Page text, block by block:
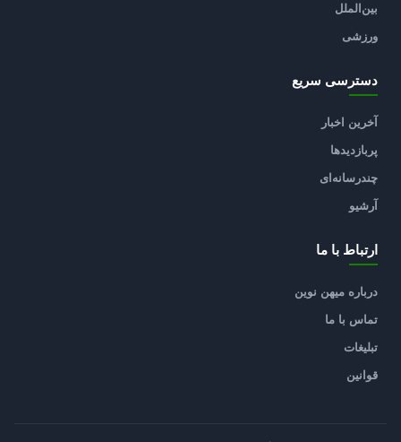
بین‌الملل
ورزشی
دسترسی سریع
آخرین اخبار
پربازدیدها
چندرسانه‌ای
آرشیو
ارتباط با ما
درباره میهن نوین
تماس با ما
تبلیغات
قوانین